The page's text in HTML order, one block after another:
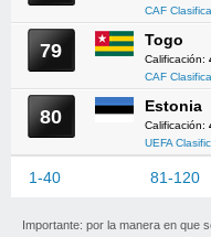
CAF
79 Togo
Calificación:
CAF
80 Estonia
Calificación:
UEFA
1-40 81-120
Importante: por la manera en que